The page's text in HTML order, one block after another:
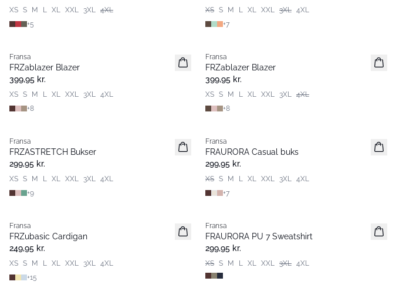
XS S M L XL XXL 3XL 4XL
+5
XS S M L XL XXL 3XL 4XL
+7
Nyhed
Fransa
FRZablazer Blazer
399,95 kr.
XS S M L XL XXL 3XL 4XL
+8
Nyhed
Fransa
FRZablazer Blazer
399,95 kr.
XS S M L XL XXL 3XL 4XL
+8
Nyhed
Fransa
FRZASTRETCH Bukser
299,95 kr.
XS S M L XL XXL 3XL 4XL
+9
Nyhed
Fransa
FRAURORA Casual buks
299,95 kr.
XS S M L XL XXL 3XL 4XL
+7
Nyhed
Fransa
FRZubasic Cardigan
249,95 kr.
XS S M L XL XXL 3XL 4XL
+15
Nyhed
Fransa
FRAURORA PU 7 Sweatshirt
299,95 kr.
XS S M L XL XXL 3XL 4XL